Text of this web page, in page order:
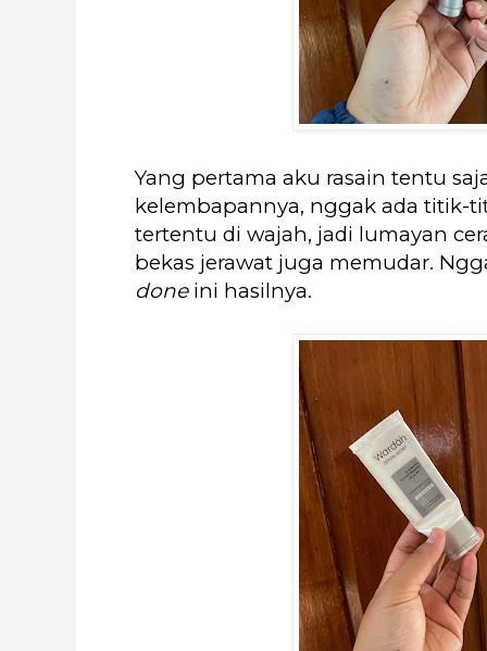
Yang pertama aku rasain tentu
kelembapannya, nggak ada titik-
tertentu di wajah, jadi lumayan
bekas jerawat juga memudar.
doneini hasilnya.